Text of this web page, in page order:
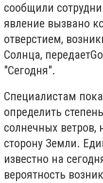
сообщили
явление вызвано
отверстием,
Солнца,
"Сегодня".
Специалистам
определить
солнечных ветров,
сторону Земли.
известно на
вероятность